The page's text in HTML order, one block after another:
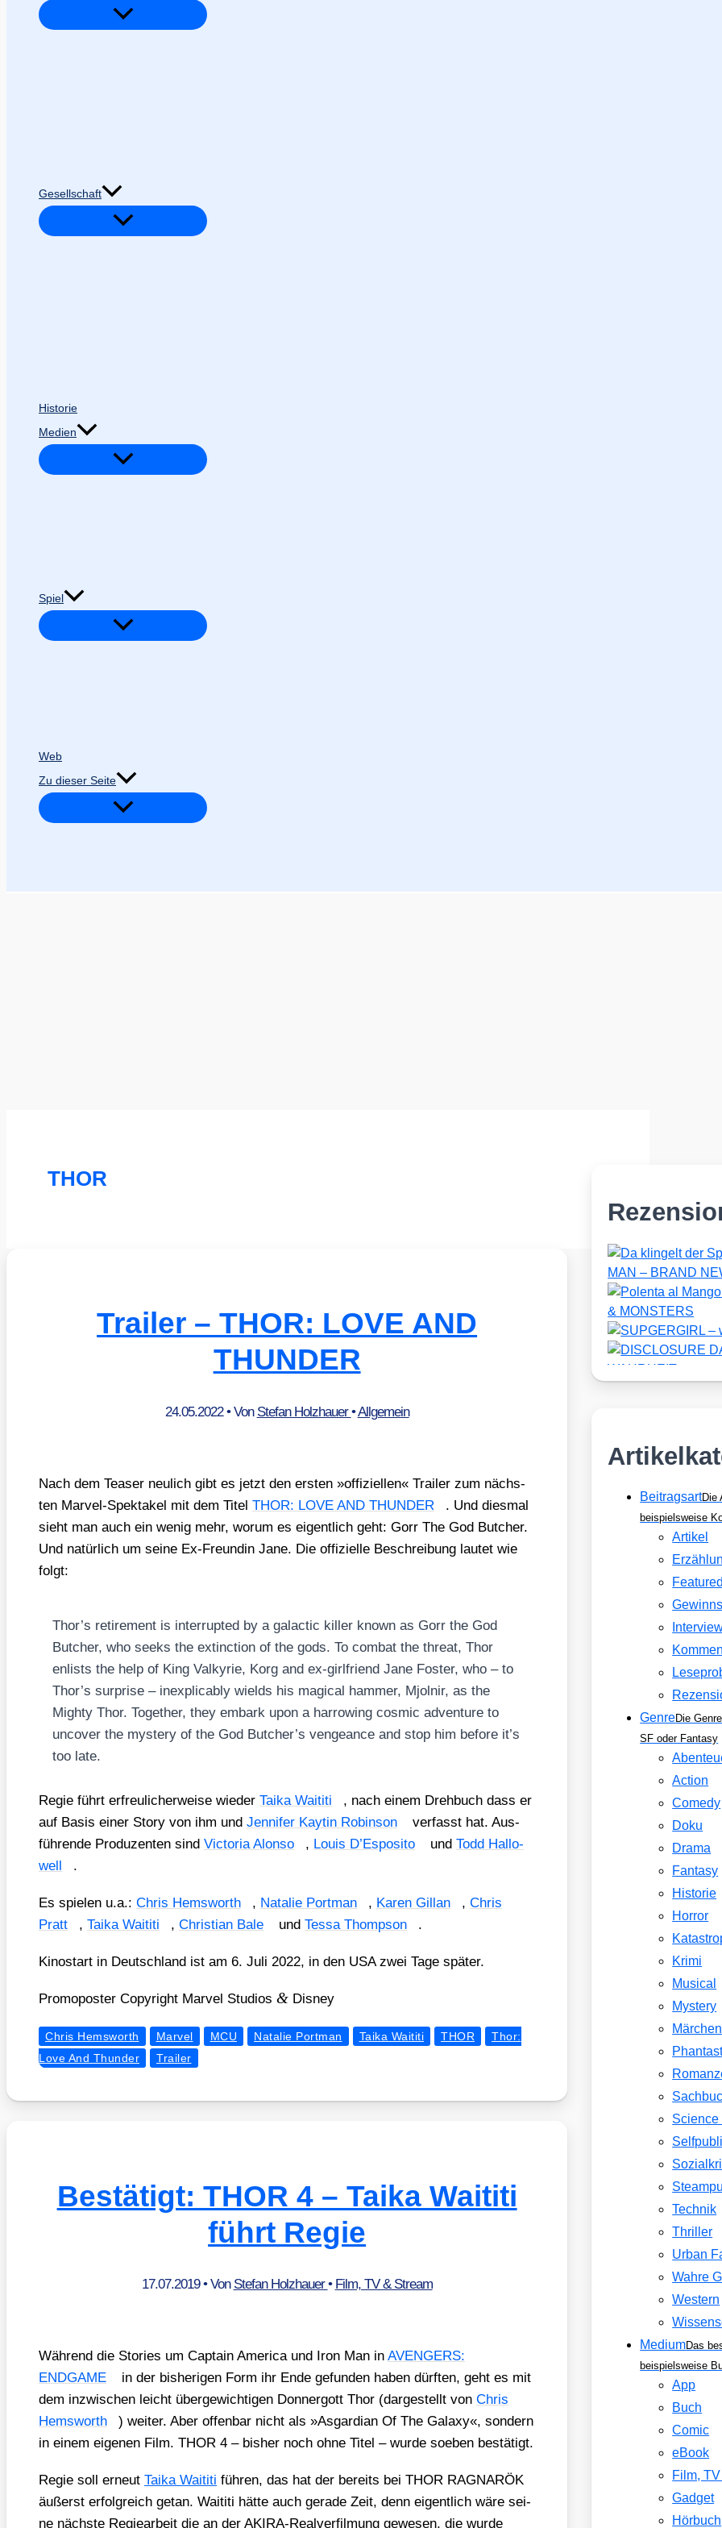
Gesellschaft
Historie
Medien
Spiel
Web
Zu dieser Seite
THOR
Trailer – THOR: LOVE AND
THUNDER
24.05.2022• Von Stefan Holzhauer•Allgemein
Nach dem Teaser neu­lich gibt es jetzt den ers­ten »offi­zi­el­len« Trai­ler zum nächs­
ten Mar­vel-Spek­ta­kel mit dem Titel THOR: LOVE AND THUNDER
. Und dies­mal
sieht man auch ein wenig mehr, wor­um es eigent­lich geht: Gorr The God But­cher.
Und natür­lich um sei­ne Ex-Freun­din Jane. Die offi­zi­el­le Beschrei­bung lau­tet wie
folgt:
Thor’s reti­re­ment is inter­rupt­ed by a galac­tic kil­ler known as Gorr the God
But­cher, who seeks the extinc­tion of the gods. To com­bat the thre­at, Thor
enlists the help of King Val­ky­rie, Korg and ex-girl­fri­end Jane Fos­ter, who – to
Thor’s sur­pri­se – inex­pli­ca­bly wields his magi­cal ham­mer, Mjol­nir, as the
Migh­ty Thor. Tog­e­ther, they embark upon a har­ro­wing cos­mic adven­ture to
unco­ver the mys­tery of the God Butcher’s ven­ge­an­ce and stop him befo­re it’s
too late.
Regie führt erfreu­li­cher­wei­se wie­der Taika Wai­ti­ti
, nach einem Dreh­buch dass er
auf Basis einer Sto­ry von ihm und Jen­ni­fer Kay­tin Robin­son
ver­fasst hat. Aus­
füh­ren­de Pro­du­zen­ten sind Vic­to­ria Alon­so , Lou­is D’Es­po­si­to und Todd Hal­lo­
well
.
Es spie­len u.a.: Chris Hems­worth , Nata­lie Port­man , Karen Gil­lan , Chris
Pratt
, Taika Wai­ti­ti , Chris­ti­an Bale und Tes­sa Thomp­son .
Kino­start in Deutsch­land ist am 6. Juli 2022, in den USA zwei Tage spä­ter.
Pro­mo­pos­ter Copy­right Mar­vel Stu­di­os & Dis­ney
Chris Hemsworth Marvel MCU Natalie Portman Taika Waititi THOR
Thor:
Love And Thunder
Trailer
Bestätigt: THOR 4 – Taika Waititi
führt Regie
17.07.2019• Von Stefan Holzhauer• Film, TV & Stream
Wäh­rend die Sto­ries um Cap­tain Ame­ri­ca und Iron Man in AVENGERS:
ENDGAME
in der bis­he­ri­gen Form ihr Ende gefun­den haben dürf­ten, geht es mit
dem inzwi­schen leicht über­ge­wich­ti­gen Don­ner­gott Thor (dar­ge­stellt von Chris
Hems­worth
) wei­ter. Aber offen­bar nicht als »Asgar­di­an Of The Gala­xy«, son­dern
in einem eige­nen Film. THOR 4 – bis­her noch ohne Titel – wur­de soeben bestä­tigt.
Regie soll erneut Taika Wai­ti­ti füh­ren, das hat der bereits bei THOR RAGNARÖK
äußerst erfolg­reich getan. Wai­ti­ti hät­te auch gera­de Zeit, denn eigent­lich wäre sei­
ne nächs­te Regie­ar­beit die an der AKI­RA-Real­ver­fil­mung gewe­sen, die wur­de
BeitragsartDie
beispielsweise
Artikel
GenreDie
SF oder Fantasy
Action
Comedy
Doku
Drama
Fantasy
Historie
Horror
Krimi
Musical
Mystery
Märchen
Science
Technik
Thriller
Urban
Wahre
Western
MediumDas
beispielsweise
App
Buch
Comic
eBook
Film,
Gadget
Hörbuch